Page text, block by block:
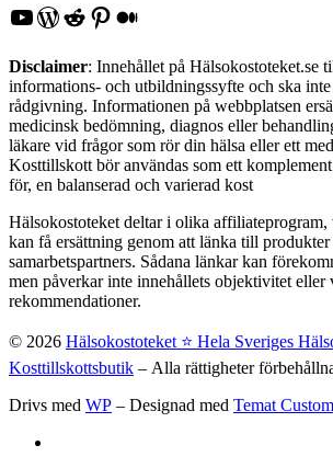
YouTube
WordPress
Reddit
Pinterest
Medium
Disclaimer: Innehållet på Hälsokostoteket.se
informations- och utbildningssyfte och ska
rådgivning. Informationen på webbplatsen
medicinsk bedömning, diagnos eller
läkare vid frågor som rör din hälsa eller ett
Kosttillskott bör användas som ett
för, en balanserad och varierad kost
Hälsokostoteket deltar i olika
kan få ersättning genom att länka till
samarbetspartners. Sådana länkar kan
men påverkar inte innehållets objektivitet eller
rekommendationer.
© 2026 Hälsokostoteket ⭐️ Hela Sveriges
Kosttillskottsbutik – Alla rättigheter
Drivs med WP – Designad med Temat